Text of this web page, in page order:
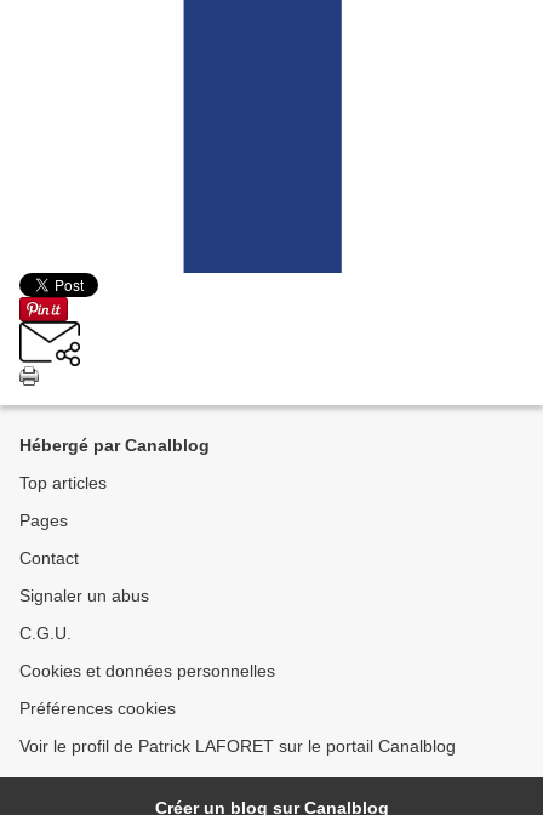
Hébergé par Canalblog
Top articles
Pages
Contact
Signaler un abus
C.G.U.
Cookies et données personnelles
Préférences cookies
Voir le profil de Patrick LAFORET sur le portail Canalblog
Créer un blog sur Canalblog